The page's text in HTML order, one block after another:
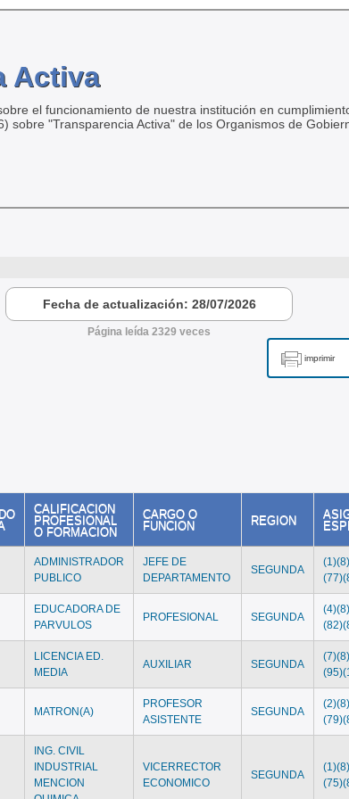
Activa
el funcionamiento de nuestra institución en
sobre "Transparencia Activa" de los Organismos de
Fecha de actualización: 28/07/2026
Página leída 2329 veces
imprimir
CALIFICACION
PROFESIONAL
O FORMACION
CARGO O
FUNCION
REGION
ADMINISTRADOR
PUBLICO
JEFE DE
DEPARTAMENTO
SEGUNDA
EDUCADORA DE
PARVULOS
PROFESIONAL SEGUNDA
LICENCIA ED.
MEDIA
AUXILIAR SEGUNDA
MATRON(A)
PROFESOR
ASISTENTE
SEGUNDA
ING. CIVIL
INDUSTRIAL
MENCION
VICERRECTOR
ECONOMICO
SEGUNDA